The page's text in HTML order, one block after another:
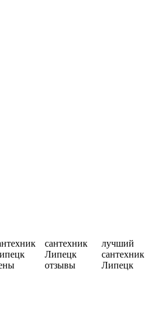
сантехник
Липецк
отзывы
лучший
сантехник
Липецк